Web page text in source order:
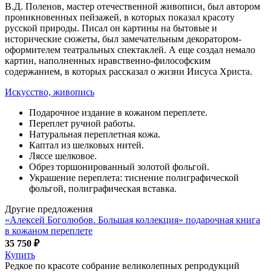
В.Д. Поленов, мастер отечественной живописи, был автором
проникновенных пейзажей, в которых показал красоту
русской природы. Писал он картины на бытовые и
исторические сюжеты, был замечательным декоратором-
оформителем театральных спектаклей. А еще создал немало
картин, наполненных нравственно-философским
содержанием, в которых рассказал о жизни Иисуса Христа.
Искусство, живопись
Подарочное издание в кожаном переплете.
Переплет ручной работы.
Натуральная переплетная кожа.
Каптал из шелковых нитей.
Ляссе шелковое.
Обрез торшонированный золотой фольгой.
Украшение переплета: тиснение полиграфической
фольгой, полиграфическая вставка.
Другие предложения
«Алексей Боголюбов. Большая коллекция» подарочная книга
в кожаном переплете
35 750 ₽
Купить
Редкое по красоте собрание великолепных репродукций